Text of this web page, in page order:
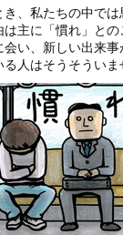
、私たちの中では
主に「慣れ」との
い、新しい出来事
人はそうそういま